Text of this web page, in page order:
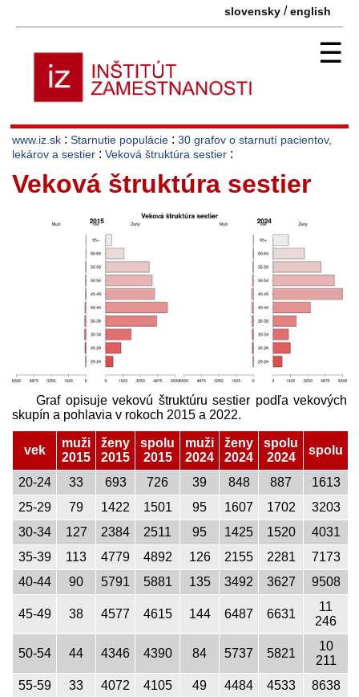
slovensky /english
☰
www.iz.sk : Starnutie populácie : 30 grafov o starnutí pacientov,
lekárov a sestier : Veková štruktúra sestier :
Veková štruktúra sestier
Graf opisuje vekovú štruktúru sestier podľa vekových
skupín a pohlavia v rokoch 2015 a 2022.
vek
muži
2015
ženy
2015
spolu
2015
muži
2024
ženy
2024
spolu
2024
spolu
20-24 33 693 726 39 848 887
1613
25-29
79 1422 1501 95 1607 1702
3203
30-34
127 2384 2511 95 1425 1520
4031
35-39
113 4779 4892 126 2155 2281
7173
40-44
90 5791 5881 135 3492 3627 9508
45-49 38 4577 4615 144 6487 6631
11
246
50-54 44 4346 4390 84 5737 5821
10
211
55-59
33 4072 4105 49 4484 4533
8638